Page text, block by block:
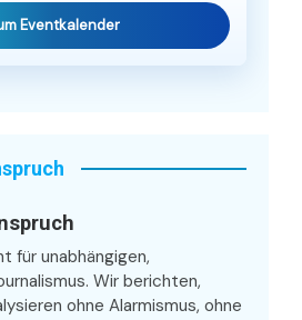
Eventkalender
für unabhängigen,
Wir berichten,
ohne Alarmismus, ohne